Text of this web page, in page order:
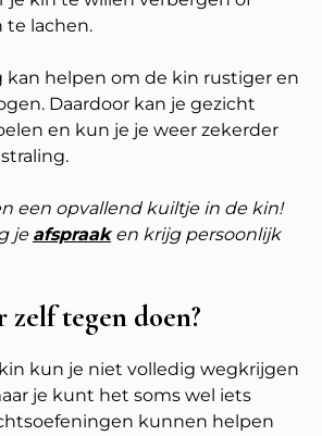
te lachen.
kan helpen om de kin rustiger en
Daardoor kan je gezicht
en kun je je weer zekerder
een opvallend kuiltje in de kin!
je afspraaken krijg persoonlijk
zelf tegen doen?
kun je niet volledig wegkrijgen
je kunt het soms wel iets
kunnen helpen